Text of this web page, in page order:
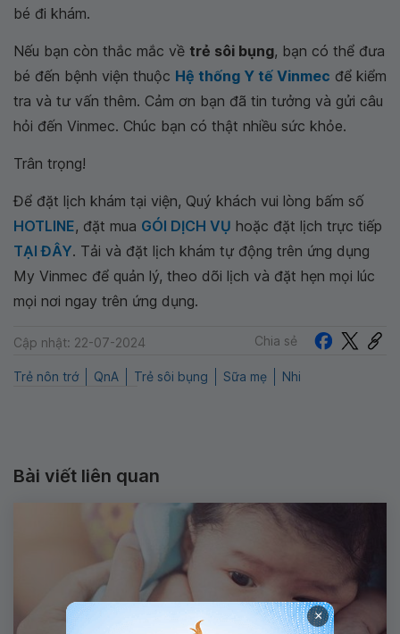
bé đi khám.
Nếu bạn còn thắc mắc về trẻ sôi bụng, bạn có thể đưa
bé đến bệnh viện thuộc Hệ thống Y tế Vinmec để kiểm
tra và tư vấn thêm. Cảm ơn bạn đã tin tưởng và gửi câu
hỏi đến Vinmec. Chúc bạn có thật nhiều sức khỏe.
Trân trọng!
Để đặt lịch khám tại viện, Quý khách vui lòng bấm số
HOTLINE, đặt mua GÓI DỊCH VỤ hoặc đặt lịch trực tiếp
TẠI ĐÂY. Tải và đặt lịch khám tự động trên ứng dụng
My Vinmec để quản lý, theo dõi lịch và đặt hẹn mọi lúc
mọi nơi ngay trên ứng dụng.
Cập nhật: 22-07-2024 Chia sẻ
Trẻ nôn trớ QnA Trẻ sôi bụng Sữa mẹ Nhi
Bài viết liên quan
×